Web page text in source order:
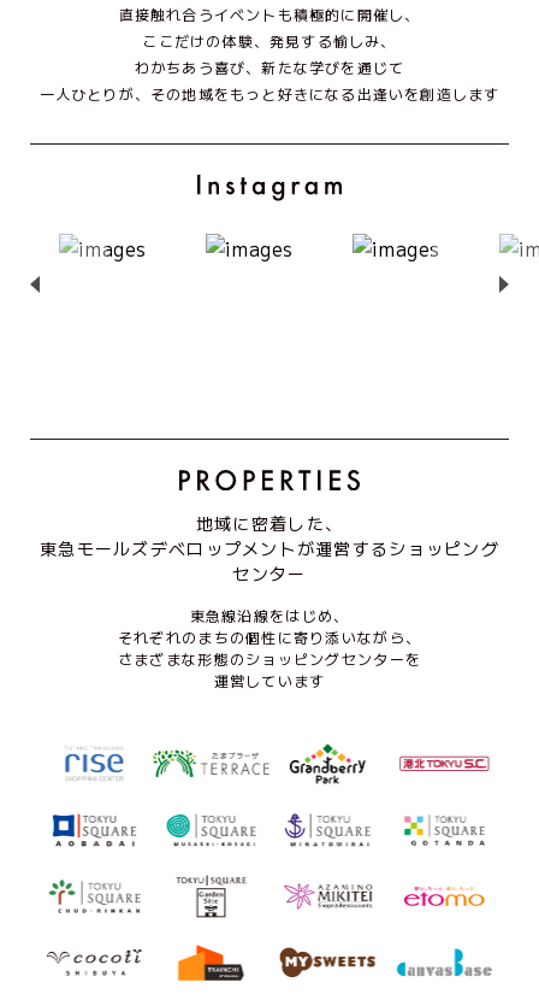
直接触れ合うイベントも積極的に開催し、
ここだけの体験、発見する愉しみ、
わかちあう喜び、新たな学びを通じて
一人ひとりが、その地域をもっと好きになる出逢いを創造します
地域に密着した、
東急モールズデベロップメントが運営するショッピング
センター
東急線沿線をはじめ、
それぞれのまちの個性に寄り添いながら、
さまざまな形態のショッピングセンターを
運営しています